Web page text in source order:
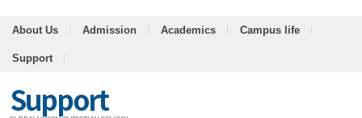
About Us Admission Academics Campus life
Support